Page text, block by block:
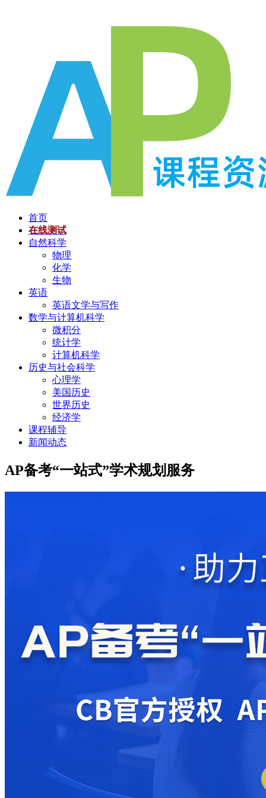
首页
在线测试
自然科学
物理
化学
生物
英语
英语文学与写作
数学与计算机科学
微积分
统计学
计算机科学
历史与社会科学
心理学
美国历史
世界历史
经济学
课程辅导
新闻动态
AP备考“一站式”学术规划服务